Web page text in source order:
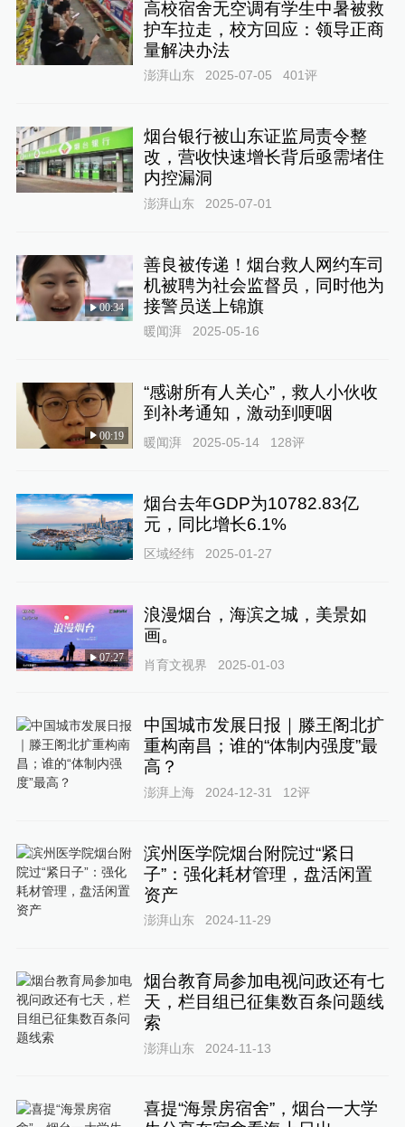
高校宿舍无空调有学生中暑被救
护车拉走，校方回应：领导正商
量解决办法
澎湃山东 2025-07-05 401评
烟台银行被山东证监局责令整
改，营收快速增长背后亟需堵住
内控漏洞
澎湃山东 2025-07-01
00:34
善良被传递！烟台救人网约车司
机被聘为社会监督员，同时他为
接警员送上锦旗
暖闻湃 2025-05-16
00:19
“感谢所有人关心”，救人小伙收
到补考通知，激动到哽咽
暖闻湃 2025-05-14 128评
烟台去年GDP为10782.83亿
元，同比增长6.1%
区域经纬 2025-01-27
07:27
浪漫烟台，海滨之城，美景如
画。
肖育文视界 2025-01-03
中国城市发展日报｜滕王阁北扩
重构南昌；谁的“体制内强度”最
高？
澎湃上海 2024-12-31 12评
滨州医学院烟台附院过“紧日
子”：强化耗材管理，盘活闲置
资产
澎湃山东 2024-11-29
烟台教育局参加电视问政还有七
天，栏目组已征集数百条问题线
索
澎湃山东 2024-11-13
喜提“海景房宿舍”，烟台一大学